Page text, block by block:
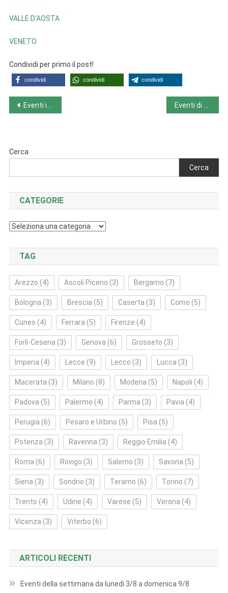
VALLE D’AOSTA
VENETO
Condividi per primo il post!
condividi condividi condividi
Navigazione
Eventi in Veneto da lunedì 29.5.23 a domenica 4.6.23
Cerca
Cerca
CATEGORIE
Categorie
TAG
Arezzo (4) Ascoli Piceno (3) Bergamo (7)
Bologna (3) Brescia (5) Caserta (3) Como (5)
Cuneo (4) Ferrara (5) Firenze (4)
Forlì‑Cesena (3) Genova (6) Grosseto (3)
Imperia (4) Lecce (9) Lecco (3) Lucca (3)
Macerata (3) Milano (8) Modena (5) Napoli (4)
Padova (5) Palermo (4) Parma (3) Pavia (4)
Perugia (6) Pesaro e Urbino (5) Pisa (5)
Potenza (3) Ravenna (3) Reggio Emilia (4)
Roma (6) Rovigo (3) Salerno (3) Savona (5)
Siena (3) Sondrio (3) Teramo (6) Torino (7)
Trento (4) Udine (4) Varese (5) Verona (4)
Vicenza (3) Viterbo (6)
ARTICOLI RECENTI
Eventi della settimana da lunedì 3/8 a domenica 9/8